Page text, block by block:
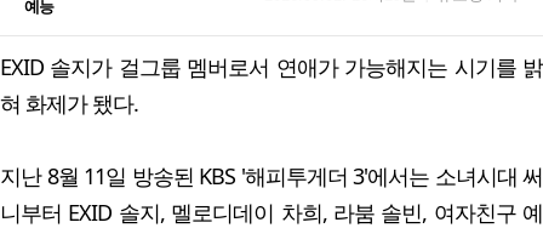
예능
EXID 솔지가 걸그룹 멤버로서 연애가 가능해지는 시기를 밝
혀 화제가 됐다.
지난 8월 11일 방송된 KBS '해피투게더 3'에서는 소녀시대 써
니부터 EXID 솔지, 멜로디데이 차희, 라붐 솔빈, 여자친구 예